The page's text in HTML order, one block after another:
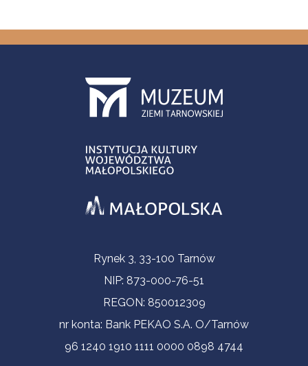
Informacje kontaktoweRynek 3, 33-100 Tarnów
NIP: 873-000-76-51
REGON: 850012309
nr konta: Bank PEKAO S.A. O/Tarnów
96 1240 1910 1111 0000 0898 4744